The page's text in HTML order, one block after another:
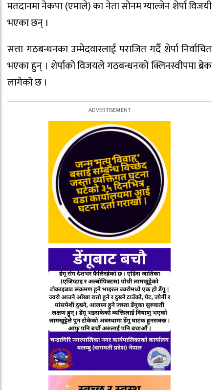
मतदानमा नेकपा (एमाले) का नेता सोनम ग्याल्जेन शेर्पा विजयी
भएका छन् ।
सत्ता गठबन्धनका उम्मेदवारलाई पराजित गर्दै शेर्पा निर्वाचित
भएका हुन् । शेर्पाको विजयले गठबन्धनको क्लिनस्वीपमा ब्रेक
लागेको छ ।